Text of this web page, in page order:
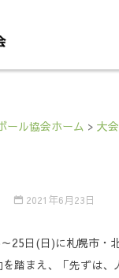
ール協会ホーム > 大
2021年6月23日
25日(日)に札幌市・
踏まえ、「先ずは